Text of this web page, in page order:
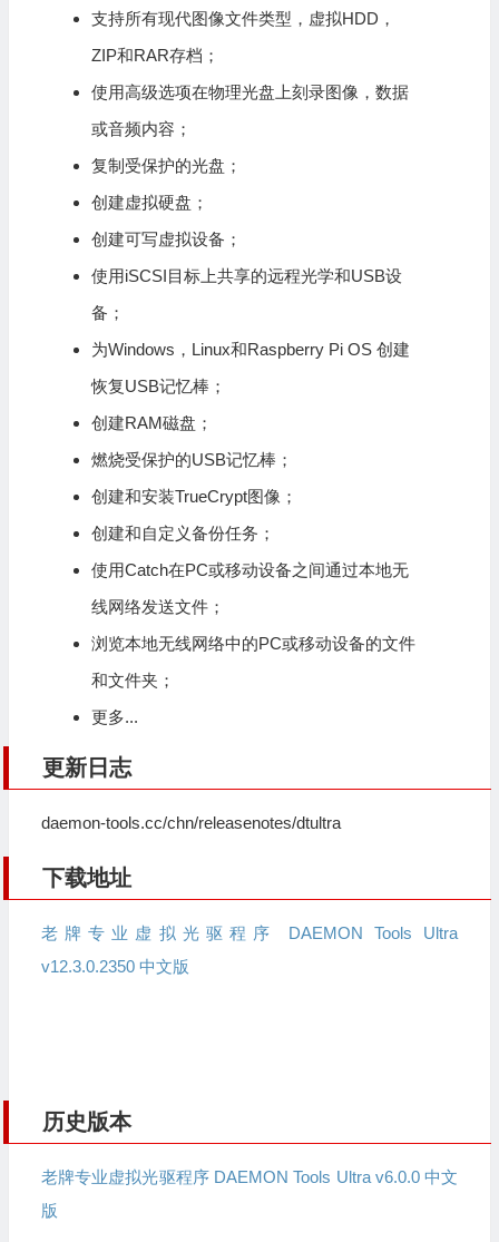
支持所有现代图像文件类型，虚拟HDD，
ZIP和RAR存档；
使用高级选项在物理光盘上刻录图像，数据
或音频内容；
复制受保护的光盘；
创建虚拟硬盘；
创建可写虚拟设备；
使用iSCSI目标上共享的远程光学和USB设
备；
为Windows，Linux和Raspberry Pi OS 创建
恢复USB记忆棒；
创建RAM磁盘；
燃烧受保护的USB记忆棒；
创建和安装TrueCrypt图像；
创建和自定义备份任务；
使用Catch在PC或移动设备之间通过本地无
线网络发送文件；
浏览本地无线网络中的PC或移动设备的文件
和文件夹；
更多...
更新日志
daemon-tools.cc/chn/releasenotes/dtultra
下载地址
老牌专业虚拟光驱程序 DAEMON Tools Ultra
v12.3.0.2350 中文版
历史版本
老牌专业虚拟光驱程序 DAEMON Tools Ultra v6.0.0 中文
版